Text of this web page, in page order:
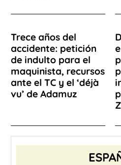
Trece años del
accidente: petición
de indulto para el
maquinista, recursos
ante el TC y el ‘déjà
vu’ de Adamuz